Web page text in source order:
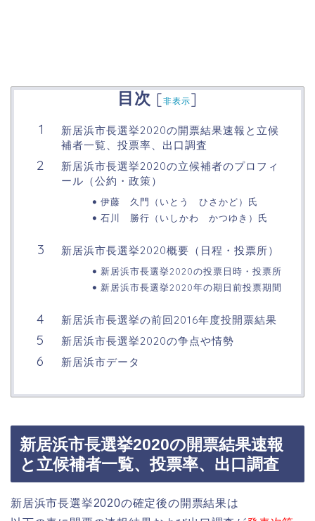
目次 [非表示]
新居浜市長選挙2020の開票結果速報と立候
補者一覧、投票率、出口調査
新居浜市長選挙2020の立候補者のプロフィ
ール（公約・政策）
伊藤 久門（いとう ひさかど）氏
石川 勝行（いしかわ かつゆき）氏
新居浜市長選挙2020概要（日程・投票所）
新居浜市長選挙2020の投票日時・投票所
新居浜市長選挙2020年の期日前投票期間
新居浜市長選挙の前回2016年度投開票結果
新居浜市長選挙2020の争点や情勢
新居浜市データ
新居浜市長選挙2020の開票結果速報
と立候補者一覧、投票率、出口調査
新居浜市長選挙2020の確定後の開票結果は